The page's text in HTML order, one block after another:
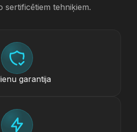
sertificētiem tehniķiem.
garantija